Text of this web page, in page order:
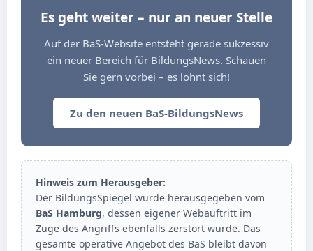
Es geht weiter – nur an neuer Stelle
Auf der BaS-Website entsteht gerade sukzessiv
ein neuer Bereich für BildungsNews. Schauen
Sie gern vorbei – es lohnt sich!
Zu den neuen BaS-BildungsNews
Hinweis zum Herausgeber:
Der BildungsSpiegel wurde herausgegeben vom
BaS Hamburg, dessen eigener Webauftritt im
Zuge des Angriffs ebenfalls zerstört wurde. Das
gesamte operative Angebot des BaS bleibt davon